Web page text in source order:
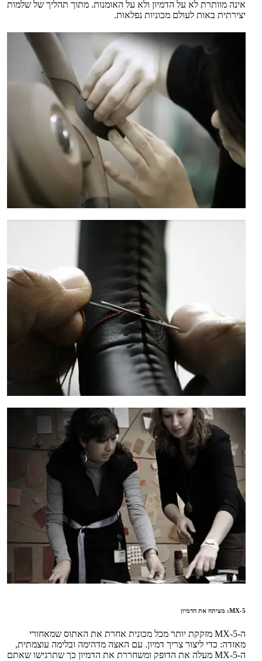
אינה מוותרת לא על הדמיון ולא על האומנות. מתוך תהליך של שלמות
יצירתית באות לעולם מכוניות נפלאות.
MX-5: מציתה את הדמיון
ה-MX-5 מזקקת יותר מכל מכונית אחרת את האתוס שמאחורי
מאזדה: כדי ליצור צריך דמיון. עם האצה מדהימה ובלימה עוצמתית,
ה-MX-5 מעלה את הדופק ומשחררת את הדמיון כך שתרגישו שאתם